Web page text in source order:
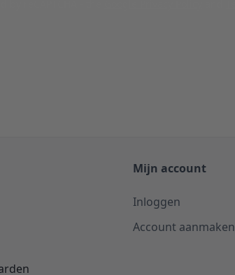
Mijn account
Inloggen
Account aanmaken